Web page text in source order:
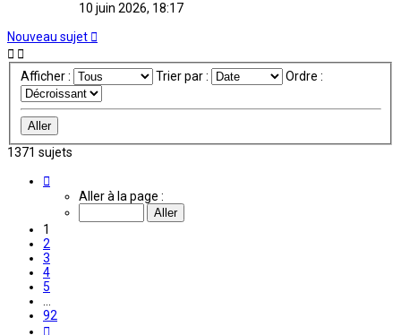
10 juin 2026, 18:17
Nouveau sujet
Afficher : Trier par : Ordre :
1371 sujets
Aller à la page :
1
2
3
4
5
92